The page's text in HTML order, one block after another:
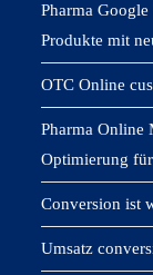
Pharma
Produkte mit
OTC Online
Pharma Online
Optimierung
Conversion ist
Umsatz